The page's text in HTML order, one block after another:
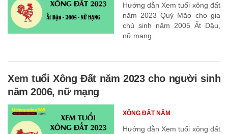
Hướng dẫn Xem tuổi xông đất
năm 2023 Quý Mão cho gia
chủ sinh năm 2005 Ất Dậu,
nữ mạng.
Xem tuổi Xông Đất năm 2023 cho người sinh
năm 2006, nữ mạng
Hướng dẫn Xem tuổi xông đất
XÔNG ĐẤT NĂM